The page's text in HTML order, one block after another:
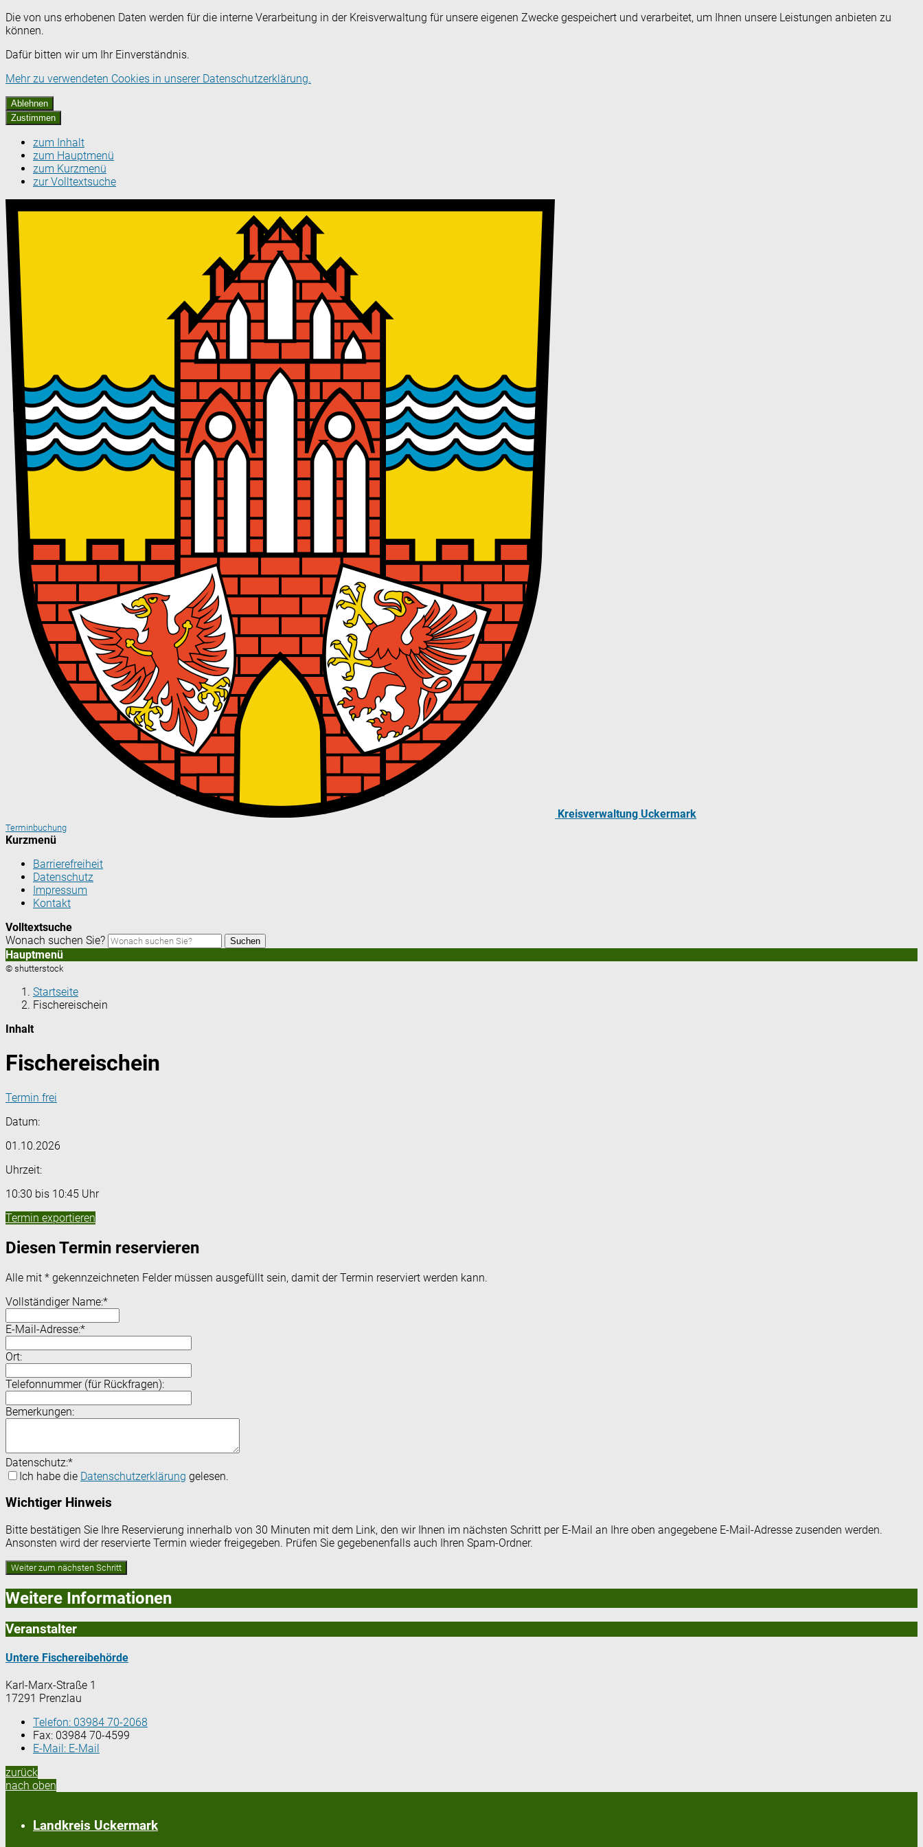
Die von uns erhobenen Daten werden für die interne Verarbeitung in der Kreisverwaltung für unsere eigenen Zwecke gespeichert und verarbeitet, um Ihnen unsere Leistungen anbieten zu
können.
Dafür bitten wir um Ihr Einverständnis.
Mehr zu verwendeten Cookies in unserer Datenschutzerklärung.
Ablehnen
Zustimmen
zum Inhalt
zum Hauptmenü
zum Kurzmenü
zur Volltextsuche
Kreisverwaltung Uckermark
Terminbuchung
Kurzmenü
Barrierefreiheit
Datenschutz
Impressum
Kontakt
Volltextsuche
Wonach suchen Sie?
Suchen
Hauptmenü
© shutterstock
Startseite
Fischereischein
Inhalt
Fischereischein
Termin frei
Datum:
01.10.2026
Uhrzeit:
10:30 bis 10:45 Uhr
Termin exportieren
Diesen Termin reservieren
Alle mit * gekennzeichneten Felder müssen ausgefüllt sein, damit der Termin reserviert werden kann.
Vollständiger Name:*
E-Mail-Adresse:*
Ort:
Telefonnummer (für Rückfragen):
Bemerkungen:
Datenschutz:*
Ich habe die Datenschutzerklärung gelesen.
Wichtiger Hinweis
Bitte bestätigen Sie Ihre Reservierung innerhalb von 30 Minuten mit dem Link, den wir Ihnen im nächsten Schritt per E-Mail an Ihre oben angegebene E-Mail-Adresse zusenden werden.
Ansonsten wird der reservierte Termin wieder freigegeben. Prüfen Sie gegebenenfalls auch Ihren Spam-Ordner.
Weitere Informationen
Veranstalter
Untere Fischereibehörde
Karl-Marx-Straße 1
17291 Prenzlau
Telefon: 03984 70-2068
Fax: 03984 70-4599
E-Mail: E-Mail
zurück
nach oben
Landkreis Uckermark